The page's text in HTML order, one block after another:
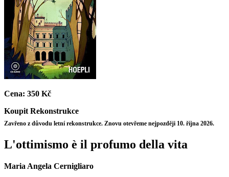
Cena: 350 Kč
Koupit Rekonstrukce
Zavřeno z důvodu letní rekonstrukce. Znovu otevřeme nejpozději 10. října 2026.
L'ottimismo è il profumo della vita
Maria Angela Cernigliaro